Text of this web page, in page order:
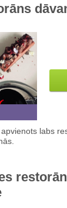
labs